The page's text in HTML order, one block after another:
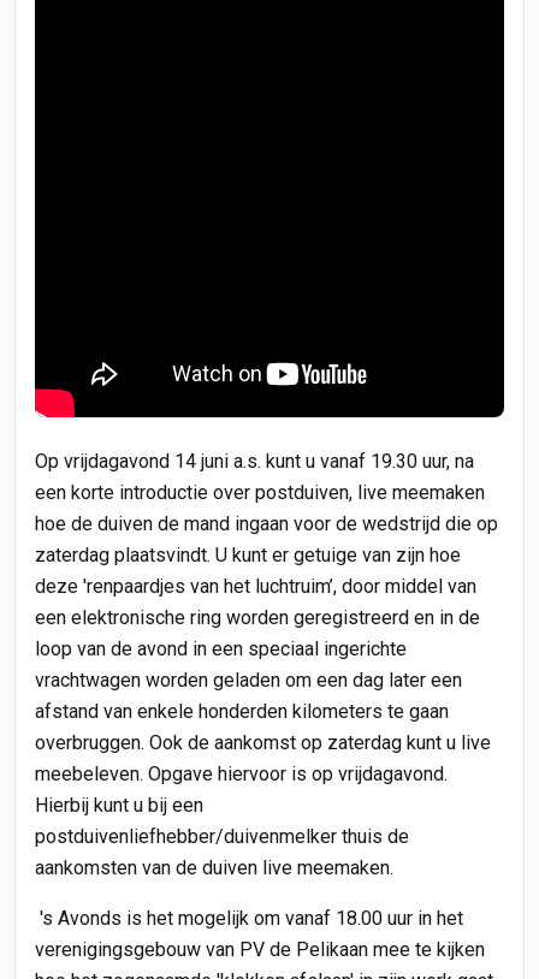
Op vrijdagavond 14 juni a.s. kunt u vanaf 19.30 uur, na
een korte introductie over postduiven, live meemaken
hoe de duiven de mand ingaan voor de wedstrijd die op
zaterdag plaatsvindt. U kunt er getuige van zijn hoe
deze 'renpaardjes van het luchtruim’, door middel van
een elektronische ring worden geregistreerd en in de
loop van de avond in een speciaal ingerichte
vrachtwagen worden geladen om een dag later een
afstand van enkele honderden kilometers te gaan
overbruggen. Ook de aankomst op zaterdag kunt u live
meebeleven. Opgave hiervoor is op vrijdagavond.
Hierbij kunt u bij een
postduivenliefhebber/duivenmelker thuis de
aankomsten van de duiven live meemaken.
's Avonds is het mogelijk om vanaf 18.00 uur in het
verenigingsgebouw van PV de Pelikaan mee te kijken